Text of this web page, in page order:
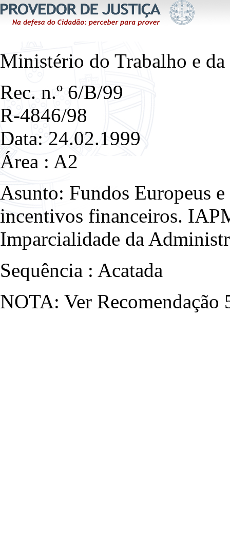
Ministério do Trabalho e
Rec. n.º 6/B/99
R-4846/98
Data: 24.02.1999
Área : A2
Asunto: Fundos Europeus
incentivos financeiros.
Imparcialidade da
Sequência : Acatada
NOTA: Ver